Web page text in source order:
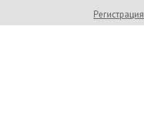
Регистрация